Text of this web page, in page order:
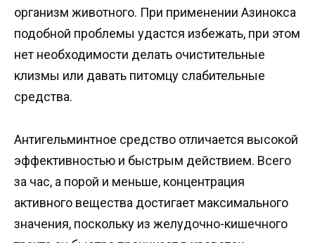
организм животного. При применении Азинокса
подобной проблемы удастся избежать, при этом
нет необходимости делать очистительные
клизмы или давать питомцу слабительные
средства.
Антигельминтное средство отличается высокой
эффективностью и быстрым действием. Всего
за час, а порой и меньше, концентрация
активного вещества достигает максимального
значения, поскольку из желудочно-кишечного